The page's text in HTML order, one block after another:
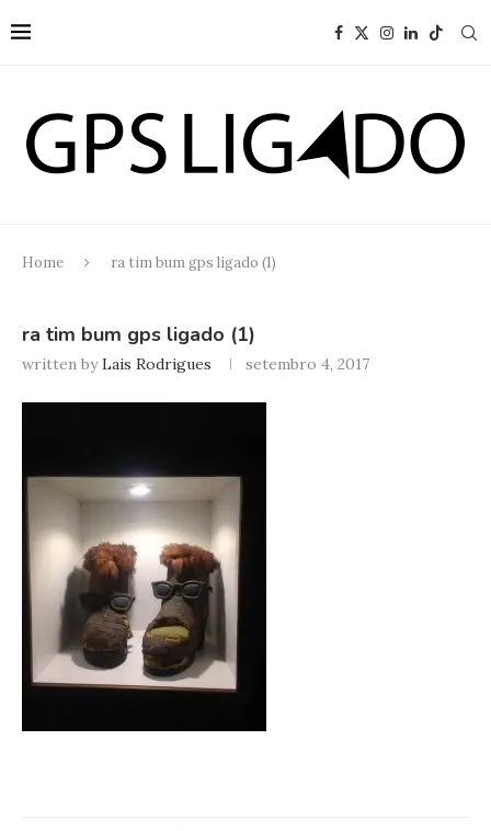
Home ra tim bum gps ligado (1)
ra tim bum gps ligado (1)
written byLais Rodrigues setembro 4, 2017